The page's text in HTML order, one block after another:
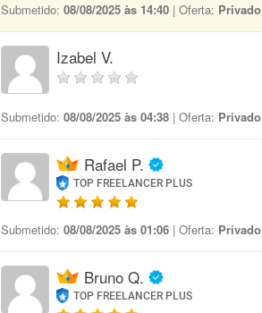
Submetido: 08/08/2025 às 14:40 | Oferta: Privado
Izabel V.
Submetido: 08/08/2025 às 04:38 | Oferta: Privado
Rafael P.
TOP FREELANCER PLUS
Submetido: 08/08/2025 às 01:06 | Oferta: Privado
Bruno Q.
TOP FREELANCER PLUS